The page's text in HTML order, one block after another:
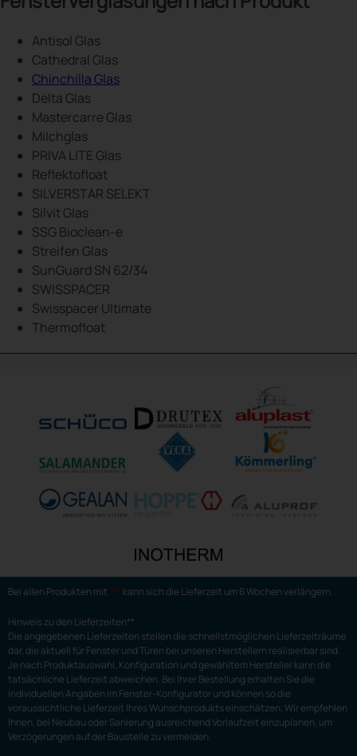
Antisol Glas
Cathedral Glas
Chinchilla Glas
Delta Glas
Mastercarre Glas
Milchglas
PRIVA LITE Glas
Reflektofloat
SILVERSTAR SELEKT
Silvit Glas
SSG Bioclean-e
Streifen Glas
SunGuard SN 62/34
SWISSPACER
Swisspacer Ultimate
Thermofloat
Bei allen Produkten mit *** kann sich die Lieferzeit um 6 Wochen verlängern.
Hinweis zu den Lieferzeiten**
Die angegebenen Lieferzeiten stellen die schnellstmöglichen Lieferzeiträume
dar, die aktuell für Fenster und Türen bei unseren Herstellern realisierbar sind.
Je nach Produktauswahl, Konfiguration und gewähltem Hersteller kann die
tatsächliche Lieferzeit abweichen. Bei Ihrer Bestellung erhalten Sie die
individuellen Angaben im Fenster-Konfigurator und können so die
voraussichtliche Lieferzeit Ihres Wunschprodukts einschätzen. Wir empfehlen
Ihnen, bei Neubau oder Sanierung ausreichend Vorlaufzeit einzuplanen, um
Verzögerungen auf der Baustelle zu vermeiden.